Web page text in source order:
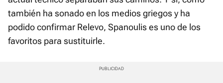
también ha sonado en los medios griegos y ha
podido confirmar Relevo, Spanoulis es uno de los
favoritos para sustituirle.